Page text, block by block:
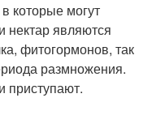
которые могут
нектар являются
фитогормонов, так
размножения.
приступают.